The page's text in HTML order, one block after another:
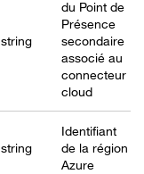
string
du Point de
Présence
secondaire
associé au
connecteur
cloud
string
Identifiant
de la région
Azure